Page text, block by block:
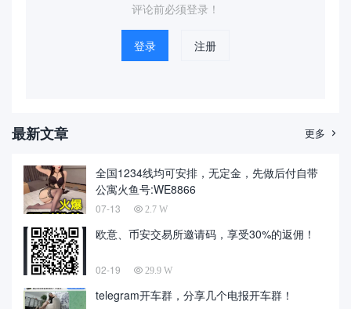
评论前必须登录！
登录 注册
最新文章 更多 
全国1234线均可安排，无定金，先做后付自带
公寓火鱼号:WE8866
07-13 2.7 W
欧意、币安交易所邀请码，享受30%的返佣！
02-19 29.9 W
telegram开车群，分享几个电报开车群！